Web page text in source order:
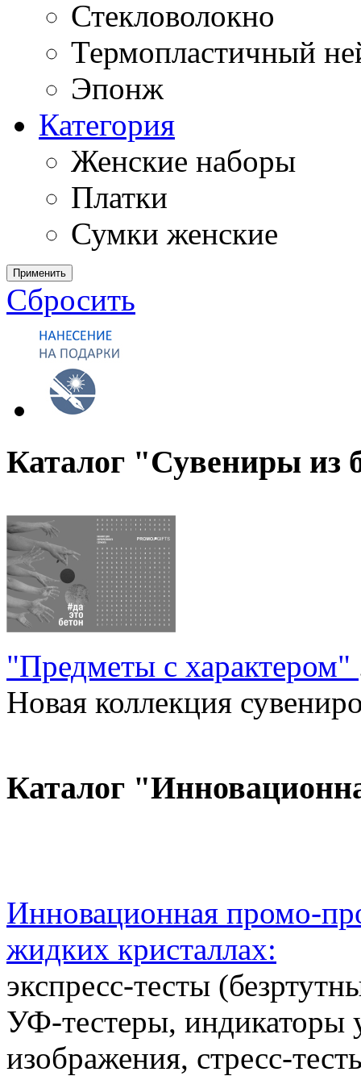
Стекловолокно
Термопластичный
Эпонж
Категория
Женские наборы
Платки
Сумки женские
Применить
Сбросить
Каталог "Сувениры из
"Предметы с характером"
Новая коллекция
Каталог
Инновационная промо-
жидких кристаллах:
экспресс-тесты
УФ-тестеры, индикаторы
изображения, стресс-